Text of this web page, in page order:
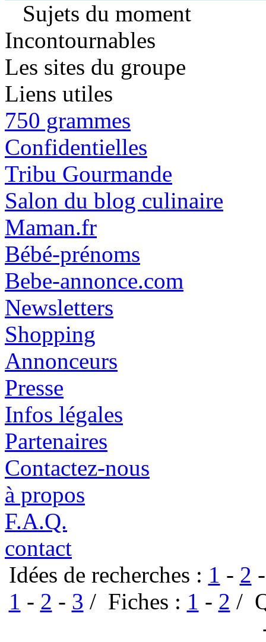
Sujets du moment
Incontournables
Les sites du groupe
Liens utiles
750 grammes
Confidentielles
Tribu Gourmande
Salon du blog culinaire
Maman.fr
Bébé-prénoms
Bebe-annonce.com
Newsletters
Shopping
Annonceurs
Presse
Infos légales
Partenaires
Contactez-nous
à propos
F.A.Q.
contact
Idées de recherches : 1 - 2
1 - 2 - 3 / Fiches : 1 - 2 /